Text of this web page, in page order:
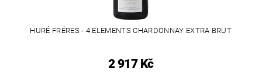
HURÉ FRÉRES - 4 ELEMENTS CHARDONNAY EXTRA BRUT
2 917 Kč